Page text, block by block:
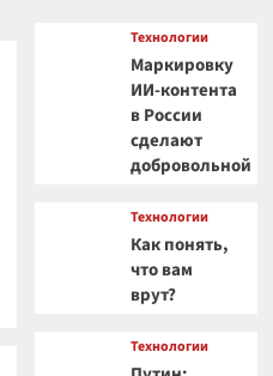
Технологии
Маркировку
ИИ-контента
в России
сделают
добровольной
Технологии
Как понять,
что вам
врут?
Технологии